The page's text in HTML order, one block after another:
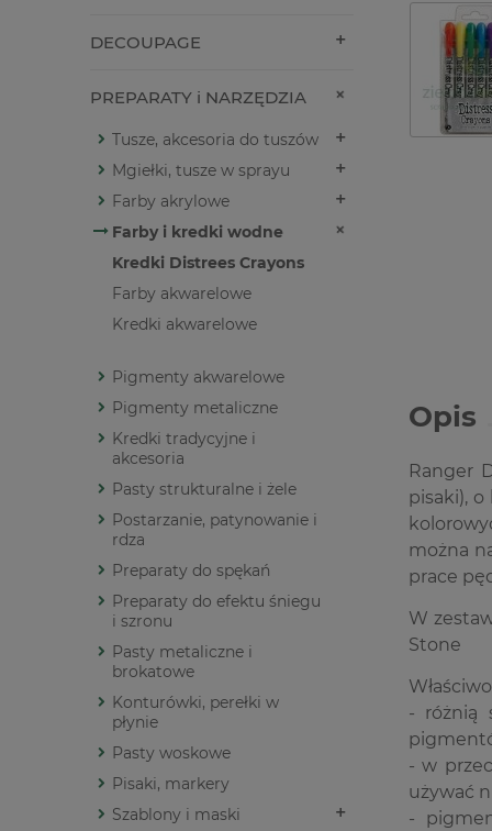
DECOUPAGE
PREPARATY i NARZĘDZIA
Tusze, akcesoria do tuszów
Mgiełki, tusze w sprayu
Farby akrylowe
Farby i kredki wodne
Kredki Distrees Crayons
Farby akwarelowe
Kredki akwarelowe
Pigmenty akwarelowe
Pigmenty metaliczne
Kredki tradycyjne i
akcesoria
Pasty strukturalne i żele
Postarzanie, patynowanie i
rdza
Preparaty do spękań
Preparaty do efektu śniegu
i szronu
Pasty metaliczne i
brokatowe
Konturówki, perełki w
płynie
Pasty woskowe
Pisaki, markery
Szablony i maski
Opis
Ranger
pisaki),
można
prace
W
Stone
- różnią
- w
używać
-